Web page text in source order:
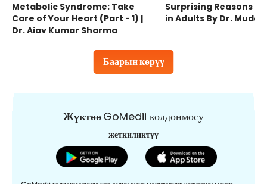
Баарын көрүү
Metabolic Syndrome: Take
Care of Your Heart (Part - 1) |
Dr. Ajay Kumar Sharma
Surprising Reasons
in Adults By Dr.
ЖүктөөGoMedii колдонмосу
жеткиликтүү